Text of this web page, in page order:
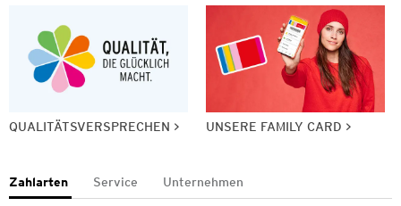
QUALITÄTSVERSPRECHEN UNSERE FAMILY CARD
Zahlarten Service Unternehmen